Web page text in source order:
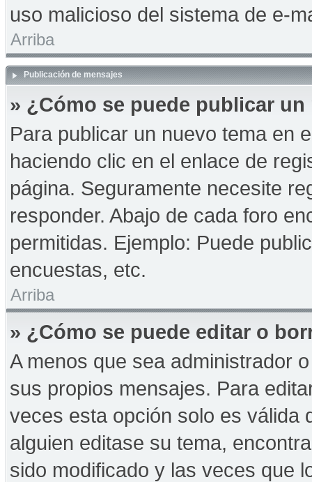
uso malicioso del sistema de e-
Arriba
Publicación de mensajes
» ¿Cómo se puede publicar
Para publicar un nuevo tema en
haciendo clic en el enlace de
página. Seguramente necesite
responder. Abajo de cada foro
permitidas. Ejemplo: Puede
encuestas, etc.
Arriba
» ¿Cómo se puede editar o
A menos que sea administrador
sus propios mensajes. Para
veces esta opción solo es válida
alguien editase su tema,
sido modificado y las veces que